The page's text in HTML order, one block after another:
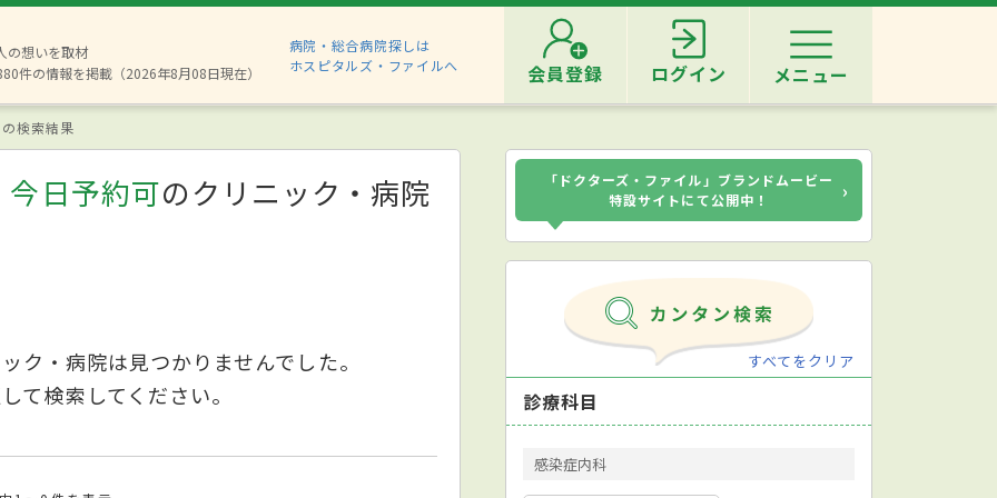
の想いを取材
件の情報を掲載（2026年8月08日現在）
病院・総合病院探しは
ホスピタルズ・ファイルへ
会員登録 ログイン メニュー
検索結果
日予約可のクリニック・病院
ク・病院は見つかりませんでした。
て検索してください。
「ドクターズ・ファイル」ブランドムービー
特設サイトにて公開中！
›
すべてをクリア
診療科目
感染症内科